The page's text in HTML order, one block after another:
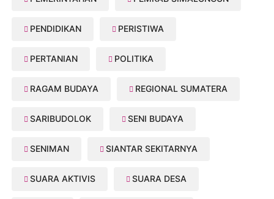
PENDIDIKAN PERISTIWA
PERTANIAN POLITIKA
RAGAM BUDAYA REGIONAL SUMATERA
SARIBUDOLOK SENI BUDAYA
SENIMAN SIANTAR SEKITARNYA
SUARA AKTIVIS SUARA DESA